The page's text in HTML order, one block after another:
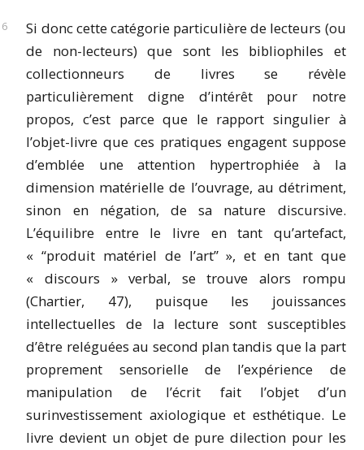
Si donc cette catégorie particulière de lecteurs (ou
de non-lecteurs) que sont les bibliophiles et
collectionneurs de livres se révèle
particulièrement digne d’intérêt pour notre
propos, c’est parce que le rapport singulier à
l’objet-livre que ces pratiques engagent suppose
d’emblée une attention hypertrophiée à la
dimension matérielle de l’ouvrage, au détriment,
sinon en négation, de sa nature discursive.
L’équilibre entre le livre en tant qu’artefact,
« “produit matériel de l’art” », et en tant que
« discours » verbal, se trouve alors rompu
(Chartier, 47), puisque les jouissances
intellectuelles de la lecture sont susceptibles
d’être reléguées au second plan tandis que la part
proprement sensorielle de l’expérience de
manipulation de l’écrit fait l’objet d’un
surinvestissement axiologique et esthétique. Le
livre devient un objet de pure dilection pour les